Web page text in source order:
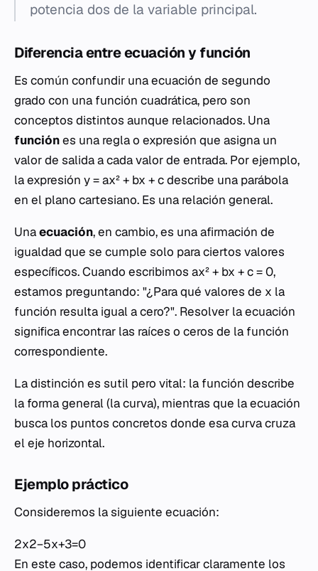
potencia dos de la variable principal.
Diferencia entre ecuación y función
Es común confundir una ecuación de segundo
grado con una función cuadrática, pero son
conceptos distintos aunque relacionados. Una
funciónes una regla o expresión que asigna un
valor de salida a cada valor de entrada. Por ejemplo,
la expresión y = ax² + bx + cdescribe una parábola
en el plano cartesiano. Es una relación general.
Unaecuación, en cambio, es una afirmación de
igualdad que se cumple solo para ciertos valores
específicos. Cuando escribimos ax² + bx + c = 0,
estamos preguntando: "¿Para qué valores de x la
función resulta igual a cero?". Resolver la ecuación
significa encontrar las raíces o ceros de la función
correspondiente.
La distinción es sutil pero vital: la función describe
la forma general (la curva), mientras que la ecuación
busca los puntos concretos donde esa curva cruza
el eje horizontal.
Ejemplo práctico
Consideremos la siguiente ecuación:
2x2−5x+3=0
En este caso, podemos identificar claramente los